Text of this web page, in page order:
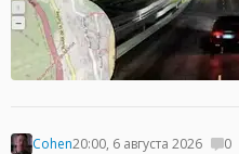
Cohen20:00, 6 августа 2026 0